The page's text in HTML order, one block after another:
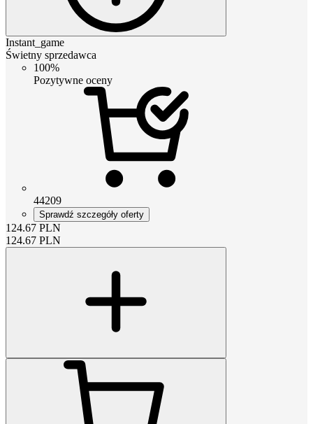
Instant_game
Świetny sprzedawca
100%
Pozytywne oceny
44209
Sprawdź szczegóły oferty
124.67 PLN
124.67 PLN